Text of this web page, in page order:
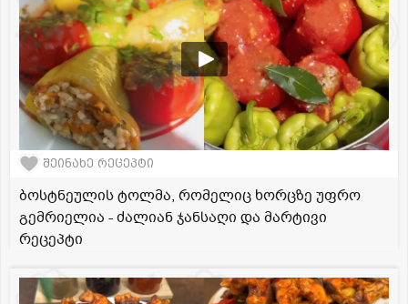
შეინახე რეცეპტი
ბოსტნეულის ტოლმა, რომელიც ხორცზე უფრო
გემრიელია - ძალიან ჯანსაღი და მარტივი
რეცეპტი